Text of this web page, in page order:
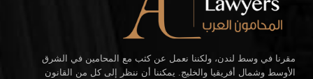
مقرنا في وسط لندن، ولكننا نعمل عن كثب مع المحامين في الشرق
الأوسط وشمال أفريقيا والخليج. يمكننا أن ننظر إلى كل من القانون